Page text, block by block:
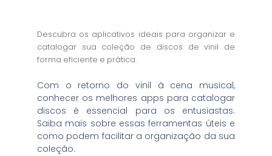
Descubra os aplicativos ideais para organizar e
catalogar sua coleção de discos de vinil de
forma eficiente e prática.
Com o retorno do vinil à cena musical,
conhecer os melhores apps para catalogar
discos é essencial para os entusiastas.
Saiba mais sobre essas ferramentas úteis e
como podem facilitar a organização da sua
coleção.